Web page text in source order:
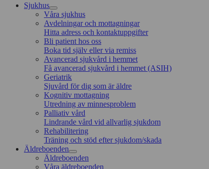
Sjukhus
Våra sjukhus
Avdelningar och mottagningar
Hitta adress och kontaktuppgifter
Bli patient hos oss
Boka tid själv eller via remiss
Avancerad sjukvård i hemmet
Få avancerad sjukvård i hemmet (ASIH)
Geriatrik
Sjuvård för dig som är äldre
Kognitiv mottagning
Utredning av minnesproblem
Palliativ vård
Lindrande vård vid allvarlig sjukdom
Rehabilitering
Träning och stöd efter sjukdom/skada
Äldreboenden
Äldreboenden
Våra äldreboenden